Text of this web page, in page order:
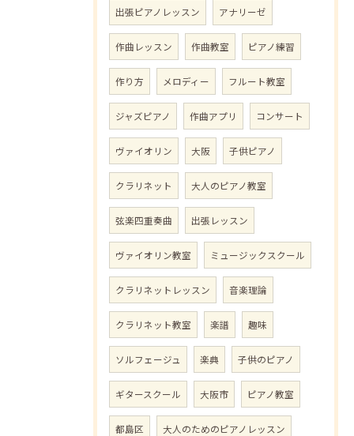
出張ピアノレッスン アナリーゼ
作曲レッスン 作曲教室 ピアノ練習
作り方 メロディー フルート教室
ジャズピアノ 作曲アプリ コンサート
ヴァイオリン 大阪 子供ピアノ
クラリネット 大人のピアノ教室
弦楽四重奏曲 出張レッスン
ヴァイオリン教室 ミュージックスクール
クラリネットレッスン 音楽理論
クラリネット教室 楽譜 趣味
ソルフェージュ 楽典 子供のピアノ
ギタースクール 大阪市 ピアノ教室
都島区 大人のためのピアノレッスン